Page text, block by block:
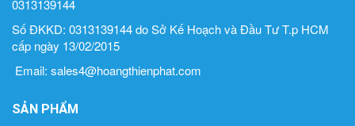
0313139144
Số ĐKKD: 0313139144 do Sở Kế Hoạch và Đầu Tư T.p HCM
cấp ngày 13/02/2015
Email: sales4@hoangthienphat.com
SẢN PHẨM